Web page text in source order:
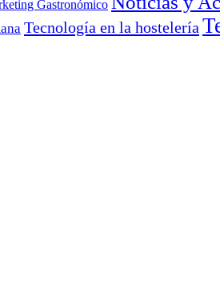
Gastronómico
Tecnología en la hostelería